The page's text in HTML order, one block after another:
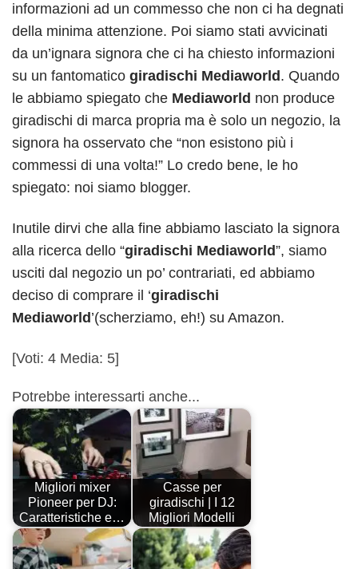
informazioni ad un commesso che non ci ha degnati
della minima attenzione. Poi siamo stati avvicinati
da un’ignara signora che ci ha chiesto informazioni
su un fantomatico giradischi Mediaworld . Quando
le abbiamo spiegato che Mediaworld non produce
giradischi di marca propria ma è solo un negozio, la
signora ha osservato che “non esistono più i
commessi di una volta!” Lo credo bene, le ho
spiegato: noi siamo blogger.
Inutile dirvi che alla fine abbiamo lasciato la signora
alla ricerca dello “giradischi Mediaworld”, siamo
usciti dal negozio un po’ contrariati, ed abbiamo
deciso di comprare il ‘giradischi
Mediaworld ’(scherziamo, eh!) su Amazon.
[Voti: 4 Media: 5]
Potrebbe interessarti anche...
Migliori mixer
Pioneer per DJ:
Caratteristiche e…
Casse per
giradischi | I 12
Migliori Modelli